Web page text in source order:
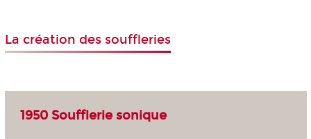
La création des souffleries
1950 Soufflerie sonique